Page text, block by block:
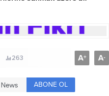
263 A+ A-
ABONE OL